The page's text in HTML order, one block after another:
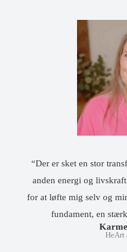
“Der er sket en stor
anden energi og
for at løfte mig selv og
fundament, en
HeArt